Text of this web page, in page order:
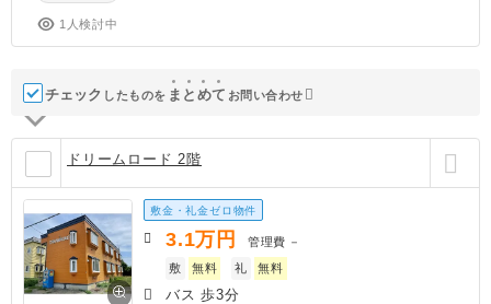
1人検討中
チェック したものを ま と めて お問い合わせ
ドリームロード 2階
敷金・礼金ゼロ物件
3.1万円 管理費 －
敷
無料 礼 無料
バス 歩3分